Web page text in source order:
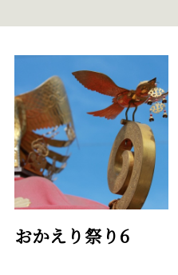
おかえり祭り6